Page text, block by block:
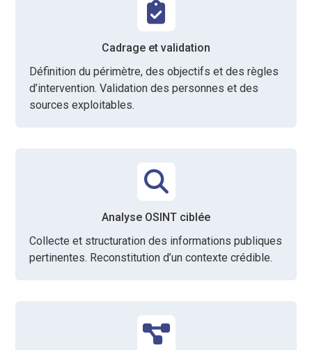
Cadrage et validation
Définition du périmètre, des objectifs et des règles
d’intervention. Validation des personnes et des
sources exploitables.
Analyse OSINT ciblée
Collecte et structuration des informations publiques
pertinentes. Reconstitution d’un contexte crédible.